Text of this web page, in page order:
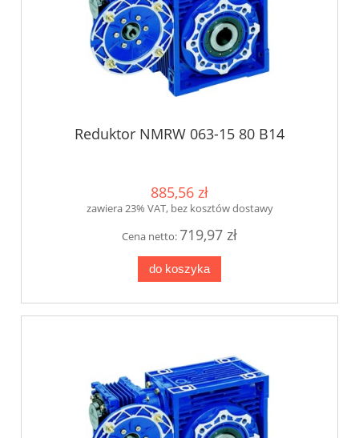
Reduktor NMRW 063-15 80 B14
885,56 zł
zawiera 23% VAT, bez kosztów dostawy
Cena netto:719,97 zł
do koszyka